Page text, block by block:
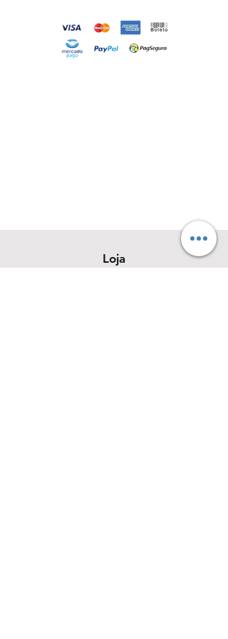
Loja